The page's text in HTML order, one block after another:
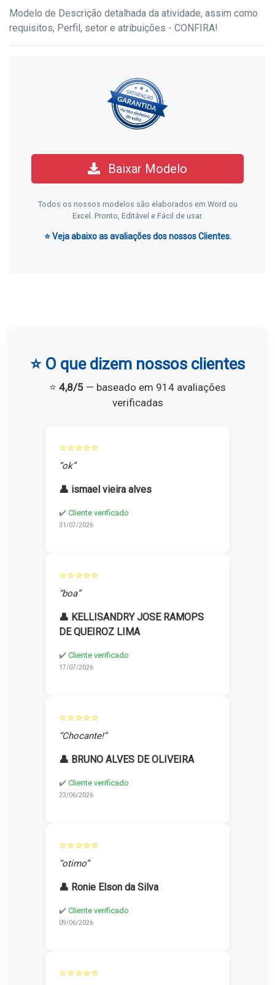
Modelo de Descrição detalhada da atividade, assim como
requisitos, Perfil, setor e atribuições - CONFIRA!
Baixar Modelo
Todos os nossos modelos são elaborados em Word ou
Excel. Pronto, Editável e Fácil de usar.
⭐ Veja abaixo as avaliações dos nossos Clientes.
⭐ O que dizem nossos clientes
⭐ 4,8/5 — baseado em 914 avaliações
verificadas
⭐⭐⭐⭐⭐
“ok”
👤 ismael vieira alves
✔️ Cliente verificado
31/07/2026
⭐⭐⭐⭐⭐
“boa”
👤 KELLISANDRY JOSE RAMOPS
DE QUEIROZ LIMA
✔️ Cliente verificado
17/07/2026
⭐⭐⭐⭐⭐
“Chocante!”
👤 BRUNO ALVES DE OLIVEIRA
✔️ Cliente verificado
23/06/2026
⭐⭐⭐⭐⭐
“otimo”
👤 Ronie Elson da Silva
✔️ Cliente verificado
09/06/2026
⭐⭐⭐⭐⭐